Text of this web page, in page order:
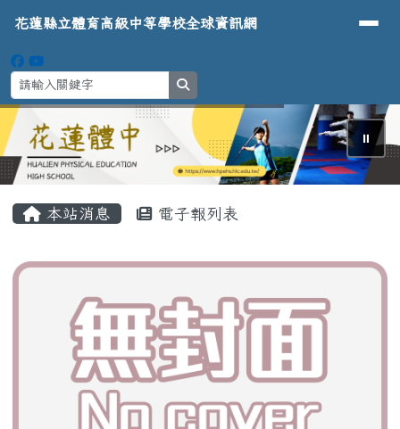
花蓮縣立體育高級中等學校全球資
導覽列
花蓮縣立體育高級中等學校全球資訊網
⏸
本站消息 電子報列表